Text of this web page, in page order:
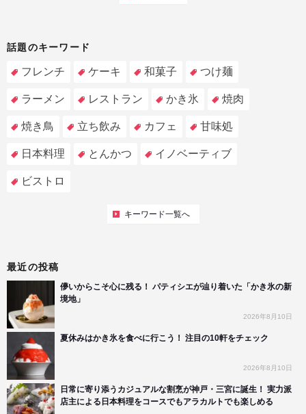
話題のキーワード
フレンチ ケーキ 和菓子 つけ麺
ラーメン レストラン かき氷 焼肉
焼き鳥 立ち飲み カフェ 甘味処
日本料理 とんかつ イノベーティブ
ビストロ
キーワード一覧へ
最近の投稿
儚いからこそ心に残る！ パティシエが辿り着いた「かき氷の新
境地」
2026年8月10日
夏休みはかき氷を食べに行こう！ 注目の10軒をチェック
2026年8月10日
日常に寄り添うカジュアルな割烹が神戸・三宮に誕生！ 実力派
店主による日本料理をコースでもアラカルトでも楽しめる